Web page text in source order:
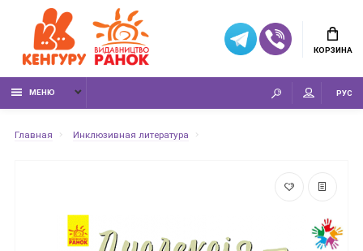
КОРЗИНА
МЕНЮ РУС
Главная Инклюзивная литература